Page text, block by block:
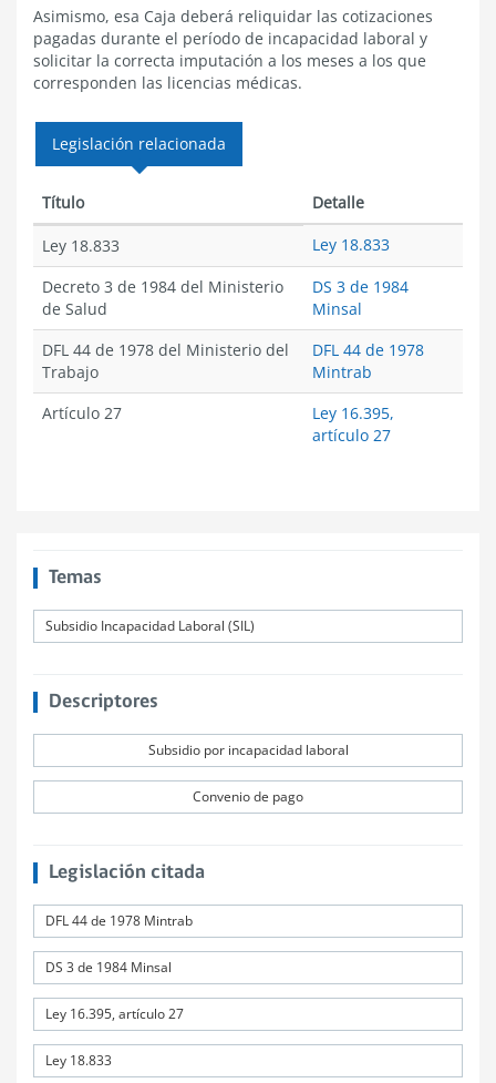
Asimismo, esa Caja deberá reliquidar las cotizaciones
pagadas durante el período de incapacidad laboral y
solicitar la correcta imputación a los meses a los que
corresponden las licencias médicas.
Legislación relacionada
Título Detalle
Ley 18.833
Ley 18.833
Decreto 3 de 1984 del Ministerio
de Salud
DS 3 de 1984
Minsal
DFL 44 de 1978 del Ministerio del
Trabajo
DFL 44 de 1978
Mintrab
Artículo 27
Ley 16.395,
artículo 27
Temas
Subsidio Incapacidad Laboral (SIL)
Descriptores
Subsidio por incapacidad laboral
Convenio de pago
Legislación citada
DFL 44 de 1978 Mintrab
DS 3 de 1984 Minsal
Ley 16.395, artículo 27
Ley 18.833